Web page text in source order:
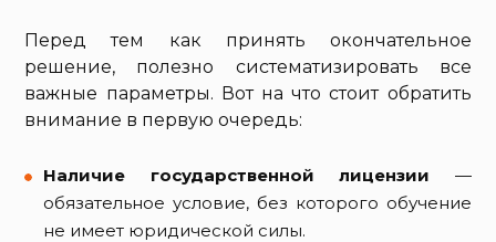
Перед тем как принять окончательное
решение, полезно систематизировать все
важные параметры. Вот на что стоит обратить
внимание в первую очередь:
Наличие государственной лицензии —
обязательное условие, без которого обучение
не имеет юридической силы.